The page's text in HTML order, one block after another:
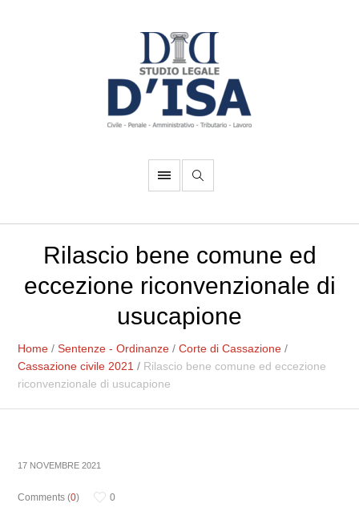
Rilascio bene comune ed
eccezione riconvenzionale di
usucapione
Home /Sentenze - Ordinanze /Corte di Cassazione /
Cassazione civile 2021 / Rilascio bene comune ed eccezione
riconvenzionale di usucapione
17 NOVEMBRE 2021
Comments (0)
0